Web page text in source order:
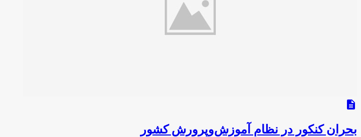
description
بحران کنکور در نظام آموزش‌وپرورش کشور